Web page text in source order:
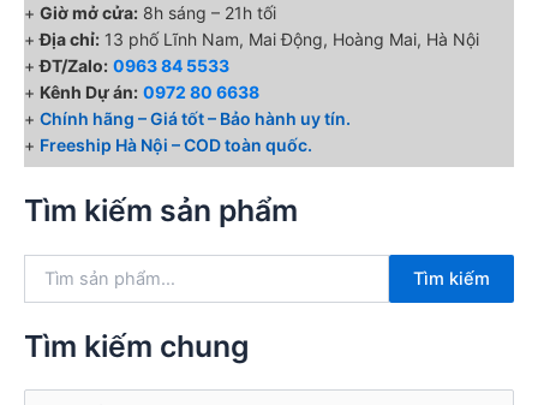
+ Giờ mở cửa: 8h sáng – 21h tối
+Địa chỉ: 13 phố Lĩnh Nam, Mai Động, Hoàng Mai, Hà Nội
+ĐT/Zalo: 0963 84 5533
+ Kênh Dự án: 0972 80 6638
+ Chính hãng – Giá tốt – Bảo hành uy tín.
+ Freeship Hà Nội – COD toàn quốc.
Tìm kiếm sản phẩm
k
ế
Tìm kiếm
Tìm kiếm chung